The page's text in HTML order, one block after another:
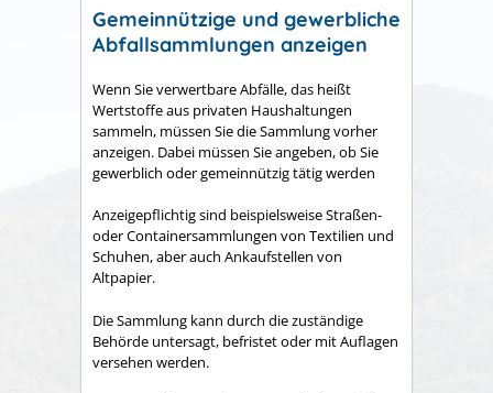
Gemeinnützige und gewerbliche
Abfallsammlungen anzeigen
Wenn Sie verwertbare Abfälle, das heißt
Wertstoffe aus privaten Haushaltungen
sammeln, müssen Sie die Sammlung vorher
anzeigen. Dabei müssen Sie angeben, ob Sie
gewerblich oder gemeinnützig tätig werden
Anzeigepflichtig sind beispielsweise Straßen-
oder Containersammlungen von Textilien und
Schuhen, aber auch Ankaufstellen von
Altpapier.
Die Sammlung kann durch die zuständige
Behörde untersagt, befristet oder mit Auflagen
versehen werden.